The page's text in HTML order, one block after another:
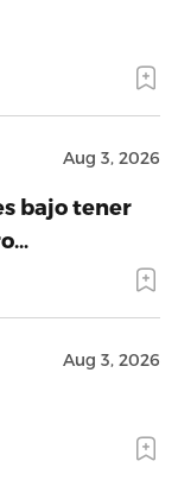
Aug 3, 2026
bajo tener
Aug 3, 2026